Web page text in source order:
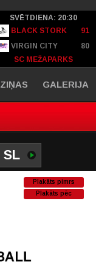
SVĒTDIENA: 20:30
BLACK STORK
91
VIRGIN CITY
80
SC MEŽAPARKS
ZIŅAS GALERIJA
SL
Plakāts pimrs
Plakāts pēc